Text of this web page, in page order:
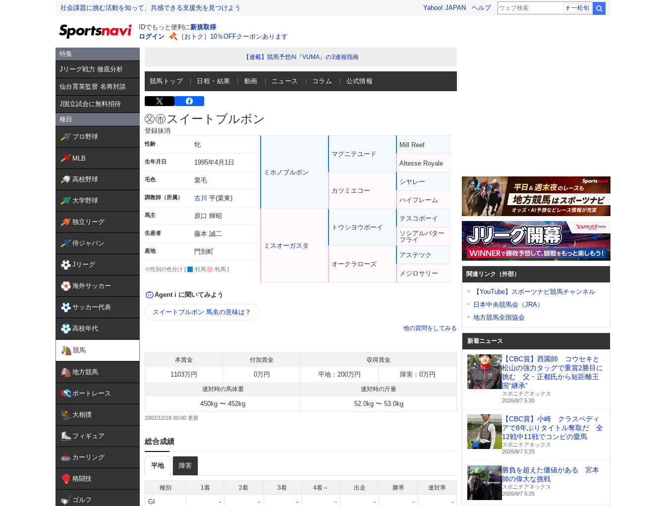
社会課題に挑む活動を知って、共感できる支援先を見つけよう Yahoo! JAPAN ヘルプ 一松旬
IDでもっと便利に新規取得
ログイン
［おトク］10％OFFクーポンあります
特集
Jリーグ戦力 徹底分析
仙台育英監督 名将対談
J国立試合に無料招待
種目
プロ野球
MLB
高校野球
大学野球
独立リーグ
侍ジャパン
Jリーグ
海外サッカー
サッカー代表
高校年代
競馬
地方競馬
ボートレース
大相撲
フィギュア
カーリング
格闘技
ゴルフ
【連載】競馬予想AI『VUMA』の3連複指南
競馬トップ 日程・結果 動画 ニュース コラム 公式情報
スイートブルボン
登録抹消
性齢 牝
生年月日 1995年4月1日
毛色 栗毛
調教師（所属） 古川 平(栗東)
馬主 原口 輝昭
生産者 藤本 誠二
産地 門別町
※性別の色分け [ :牡馬 :牝馬 ]
ミホノブルボン
ミスオーガスタ
マグニテユード
カツミエコー
トウシヨウボーイ
オークラローズ
Mill Reef
Altesse Royale
シヤレー
ハイフレーム
テスコボーイ
ソシアルバター
フライ
アステツク
メジロサリー
Agent i に聞いてみよう
スイートブルボン 馬名の意味は？
他の質問をしてみる
本賞金 付加賞金 収得賞金
1103万円 0万円 平地：200万円 障害：0万円
連対時の馬体重 連対時の斤量
450kg 〜 452kg 52.0kg 〜 53.0kg
2002/12/18 00:00
総合成績
平地 障害
種別 1着 2着 3着 4着～ 出走 勝率 連対率
GI - - - - - -
-
関連リンク（外部）
【YouTube】スポーツナビ競馬チャンネル
日本中央競馬会（JRA）
地方競馬全国協会
新着ニュース
【CBC賞】西園師 コウセキと
松山の強力タッグで重賞2勝目に
挑む 父・正都氏から短距離王
国“継承”
スポニチアネックス
2026/8/7 5:30
【CBC賞】小崎 クラスペディ
アで8年ぶりタイトル奪取だ 全
12戦中11戦でコンビの愛馬
スポニチアネックス
2026/8/7 5:25
勝負を超えた価値がある 宮本
師の偉大な挑戦
スポニチアネックス
2026/8/7 5:25